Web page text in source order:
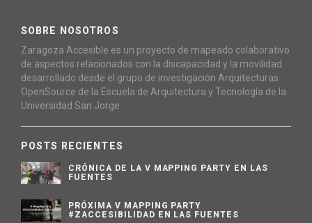
SOBRE NOSOTROS
Zaragoza Accesible es un proyecto de mapeado colaborativo
de aspectos relacionados con la discapacidad y la movilidad
desarrollado desde el grupo de investigación Arquitecturas
OpenSource de la Escuela de Arquitectura y Tecnología de la
Universidad San Jorge
POSTS RECIENTES
CRÓNICA DE LA V MAPPING PARTY EN LAS
FUENTES
PRÓXIMA V MAPPING PARTY
#ZACCESIBILIDAD EN LAS FUENTES